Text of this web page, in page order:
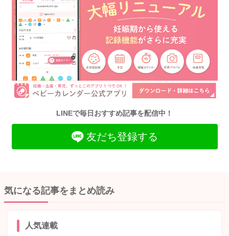
LINEで毎日おすすめ記事を配信中！
友だち登録する
気になる記事をまとめ読み
人気連載